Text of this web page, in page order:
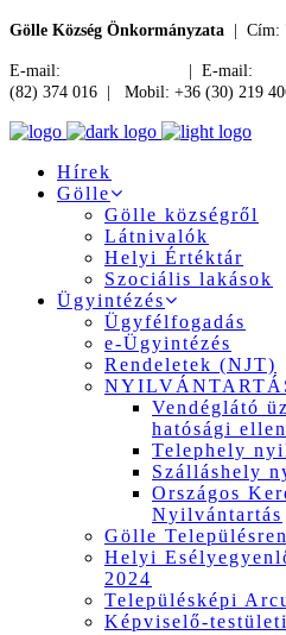
Gölle Község Önkormányzata | Cím:
E-mail: | E-mail:
(82) 374 016 | Mobil: +36 (30) 219
Hírek
Gölle
Gölle községről
Látnivalók
Helyi Értéktár
Szociális lakások
Ügyintézés
Ügyfélfogadás
e-Ügyintézés
Rendeletek (NJT)
Vendéglátó
hatósági
Telephely
Szálláshely
Országos
Nyilvántartás
Gölle
Helyi
2024
Településképi
Képviselő-